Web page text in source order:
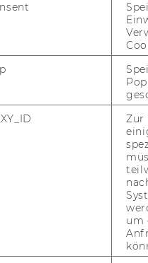
vom 06. Juni 2018,
vom 13. Juni 2018,
vom 20. Juni 2018,
Zur
um